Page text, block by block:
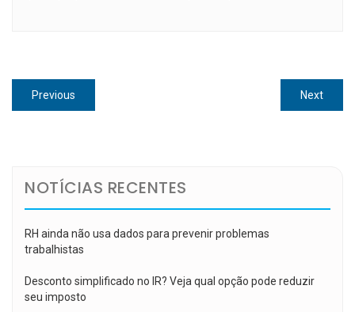
Navegação
de
Previous
post:
NextNext
post:
NOTÍCIAS RECENTES
RH ainda não usa dados para prevenir problemas
trabalhistas
Desconto simplificado no IR? Veja qual opção pode reduzir
seu imposto